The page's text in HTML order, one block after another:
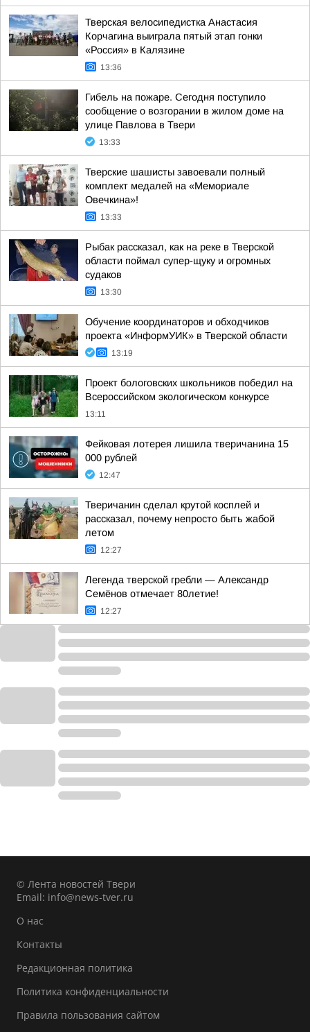
Тверская велосипедистка Анастасия
Корчагина выиграла пятый этап гонки
«Россия» в Калязине
13:36
Гибель на пожаре. Сегодня поступило
сообщение о возгорании в жилом доме на
улице Павлова в Твери
13:33
Тверские шашисты завоевали полный
комплект медалей на «Мемориале
Овечкина»!
13:33
Рыбак рассказал, как на реке в Тверской
области поймал супер-щуку и огромных
судаков
13:30
Обучение координаторов и обходчиков
проекта «ИнформУИК» в Тверской области
13:19
Проект бологовских школьников победил на
Всероссийском экологическом конкурсе
13:11
Фейковая лотерея лишила тверичанина 15
000 рублей
12:47
Тверичанин сделал крутой косплей и
рассказал, почему непросто быть жабой
летом
12:27
Легенда тверской гребли — Александр
Семёнов отмечает 80летие!
12:27
© Лента новостей Твери
Email: info@news-tver.ru
О нас
Контакты
Редакционная политика
Политика конфиденциальности
Правила пользования сайтом